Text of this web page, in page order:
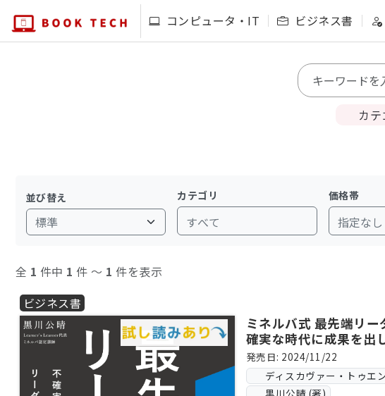
コンピュータ・IT ビジネス書
カ
並び替え カテゴリ
すべて
価格帯
指定なし
全 1 件中 1 件 〜 1 件を表示
ビジネス書
ミネルバ式 最先端リー
確実な時代に成果を出
ダーの18の思考習慣
発売日: 2024/11/22
ディスカヴァー・トゥエ
黒川公晴 (著)